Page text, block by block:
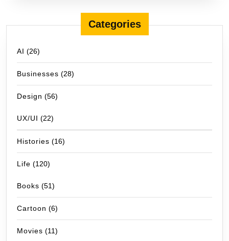
Categories
AI (26)
Businesses (28)
Design (56)
UX/UI (22)
Histories (16)
Life (120)
Books (51)
Cartoon (6)
Movies (11)